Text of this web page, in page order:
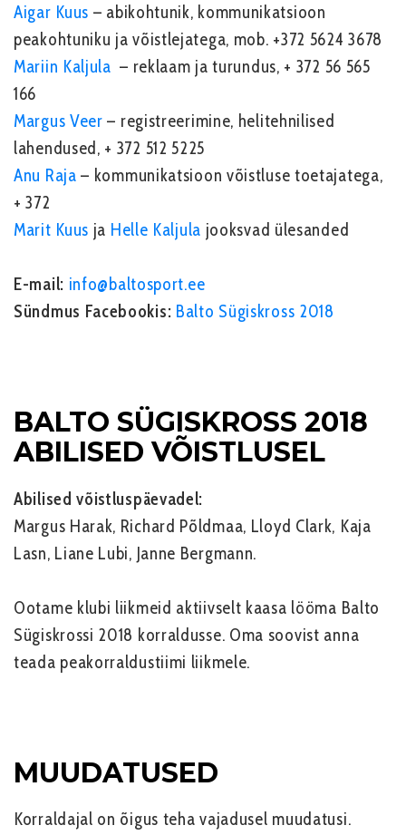
Aigar Kuus – abikohtunik, kommunikatsioon
peakohtuniku ja võistlejatega, mob. +372 5624 3678
Mariin Kaljula – reklaam ja turundus, + 372 56 565
166
Margus Veer – registreerimine, helitehnilised
lahendused, + 372 512 5225
Anu Raja – kommunikatsioon võistluse toetajatega,
+ 372
Marit Kuus ja Helle Kaljula jooksvad ülesanded
E-mail: info@baltosport.ee
Sündmus Facebookis: Balto Sügiskross 2018
BALTO SÜGISKROSS 2018
ABILISED VÕISTLUSEL
Abilised võistluspäevadel:
Margus Harak, Richard Põldmaa, Lloyd Clark, Kaja
Lasn, Liane Lubi, Janne Bergmann.
Ootame klubi liikmeid aktiivselt kaasa lööma Balto
Sügiskrossi 2018 korraldusse. Oma soovist anna
teada peakorraldustiimi liikmele.
MUUDATUSED
Korraldajal on õigus teha vajadusel muudatusi.